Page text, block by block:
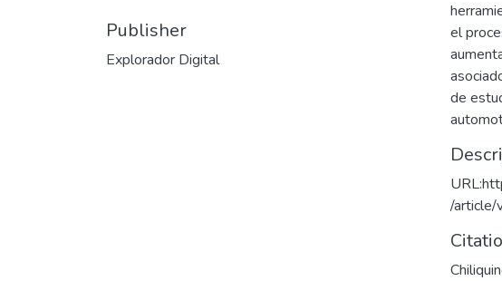
Publisher
Explorador Digital
el
de
/